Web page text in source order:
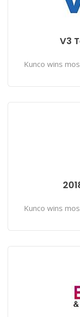
V3
Kunco wins
Kunco wins